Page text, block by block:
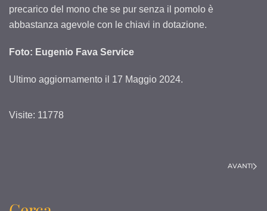
precarico del mono che se pur senza il pomolo è
abbastanza agevole con le chiavi in dotazione.
Foto: Eugenio Fava Service
Ultimo aggiornamento il 17 Maggio 2024.
Visite: 11778
AVANTI